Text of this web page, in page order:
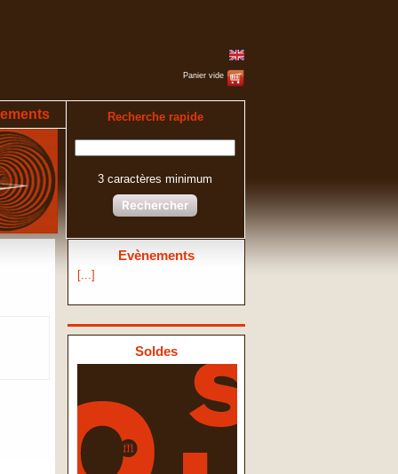
Panier vide
Recherche rapide
3 caractères minimum
Rechercher
Evènements
[...]
Soldes